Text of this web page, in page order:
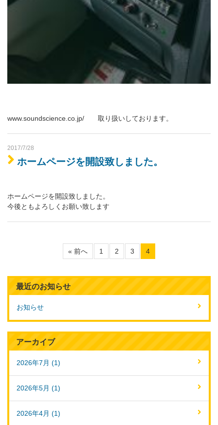
www.soundscience.co.jp/ 取り扱いしております。
2017/7/28
ホームページを開設致しました。
ホームページを開設致しました。
今後ともよろしくお願い致します
« 前へ 1 2 3 4
最近のお知らせ
お知らせ
アーカイブ
2026年7月 (1)
2026年5月 (1)
2026年4月 (1)